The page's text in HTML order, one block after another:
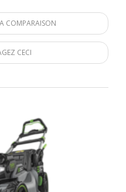
COMPARAISON
CECI